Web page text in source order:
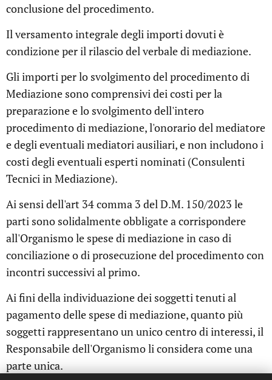
conclusione del procedimento.
Il versamento integrale degli importi dovuti è
condizione per il rilascio del verbale di mediazione.
Gli importi per lo svolgimento del procedimento di
Mediazione sono comprensivi dei costi per la
preparazione e lo svolgimento dell'intero
procedimento di mediazione, l'onorario del mediatore
e degli eventuali mediatori ausiliari, e non includono i
costi degli eventuali esperti nominati (Consulenti
Tecnici in Mediazione).
Ai sensi dell'art 34 comma 3 del D.M. 150/2023 le
parti sono solidalmente obbligate a corrispondere
all'Organismo le spese di mediazione in caso di
conciliazione o di prosecuzione del procedimento con
incontri successivi al primo.
Ai fini della individuazione dei soggetti tenuti al
pagamento delle spese di mediazione, quanto più
soggetti rappresentano un unico centro di interessi, il
Responsabile dell'Organismo li considera come una
parte unica.